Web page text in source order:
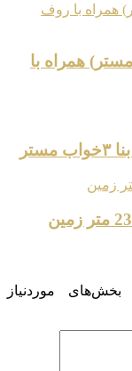
متر زمین (3خواب مستر) همراه با
بخش‌های موردنیاز